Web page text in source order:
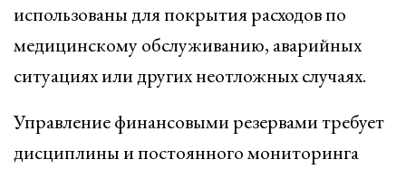
использованы для покрытия расходов по
медицинскому обслуживанию, аварийных
ситуациях или других неотложных случаях.
Управление финансовыми резервами требует
дисциплины и постоянного мониторинга